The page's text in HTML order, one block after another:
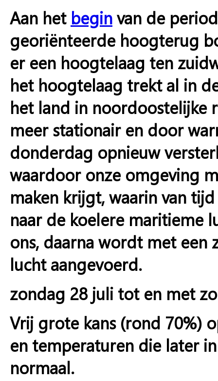
Aan het beginvan de
georiënteerde hoogterug
er een hoogtelaag ten
het hoogtelaag trekt al in
het land in
meer stationair en door
donderdag opnieuw
waardoor onze omgeving
maken krijgt, waarin van
naar de koelere maritieme
ons, daarna wordt met
lucht aangevoerd.
zondag 28 juli tot en met
Vrij grote kans (rond 70%)
en temperaturen die later
normaal.